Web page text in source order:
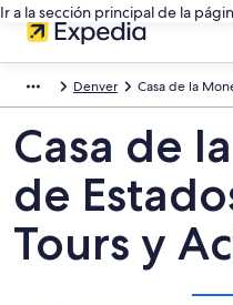
Ir a la sección principal de la
Denver Casa de la
Casa de
de
Tours y